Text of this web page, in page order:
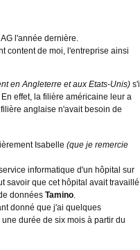
l'année dernière.
content de moi, l'entreprise ainsi
en Angleterre et aux Etats-Unis) s'il
effet, la filière américaine leur a
anglaise n'avait besoin de
Isabelle (que je remercie
informatique d'un hôpital sur
savoir que cet hôpital avait travaillé
données Tamino.
donné que j'ai quelques
durée de six mois à partir du